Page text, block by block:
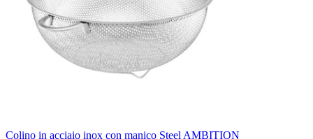
Colino in acciaio inox con manico Steel AMBITION